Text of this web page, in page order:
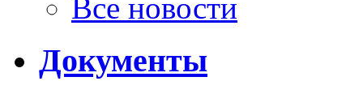
Все новости
Документы